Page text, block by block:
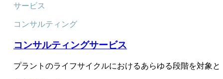
サービス
コンサルティング
コンサルティングサービス
プラントのライフサイクルにおけるあらゆる段階を対象